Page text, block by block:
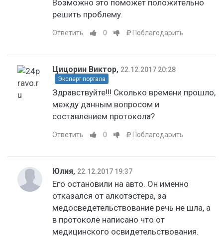
Возможно это поможет положительно
решить проблему.
Ответить 0 Поблагодарить
Цицорин Виктор, 22.12.2017 20:28
Эксперт портала
Здравствуйте!!! Сколько времени прошло,
между данным вопросом и
составлением протокола?
Ответить 0 Поблагодарить
Юлия, 22.12.2017 19:37
Его остановили на авто. Он именно
отказался от алкотэстера, за
медосведетельствование речь не шла, а
в протоколе написано что от
медицинского освидетельствования.